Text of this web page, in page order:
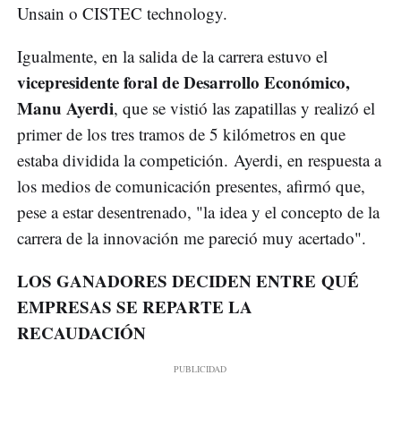
Unsain o CISTEC technology.
Igualmente, en la salida de la carrera estuvo el
vicepresidente foral de Desarrollo Económico,
Manu Ayerdi, que se vistió las zapatillas y realizó el
primer de los tres tramos de 5 kilómetros en que
estaba dividida la competición. Ayerdi, en respuesta a
los medios de comunicación presentes, afirmó que,
pese a estar desentrenado, "la idea y el concepto de la
carrera de la innovación me pareció muy acertado".
LOS GANADORES DECIDEN ENTRE QUÉ
EMPRESAS SE REPARTE LA
RECAUDACIÓN